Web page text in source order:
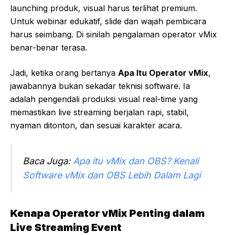
launching produk, visual harus terlihat premium.
Untuk webinar edukatif, slide dan wajah pembicara
harus seimbang. Di sinilah pengalaman operator vMix
benar-benar terasa.
Jadi, ketika orang bertanya Apa Itu Operator vMix,
jawabannya bukan sekadar teknisi software. Ia
adalah pengendali produksi visual real-time yang
memastikan live streaming berjalan rapi, stabil,
nyaman ditonton, dan sesuai karakter acara.
Baca Juga: Apa itu vMix dan OBS? Kenali
Software vMix dan OBS Lebih Dalam Lagi
Kenapa Operator vMix Penting dalam
Live Streaming Event